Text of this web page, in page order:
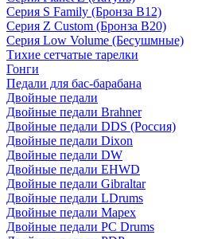
Серия S Family (Бронза B12)
Серия Z Custom (Бронза B20)
Серия Low Volume (Бесушмные)
Тихие сетчатые тарелки
Гонги
Педали для бас-барабана
Двойные педали
Двойные педали Brahner
Двойные педали DDS (Россия)
Двойные педали Dixon
Двойные педали DW
Двойные педали EHWD
Двойные педали Gibraltar
Двойные педали LDrums
Двойные педали Mapex
Двойные педали PC Drums